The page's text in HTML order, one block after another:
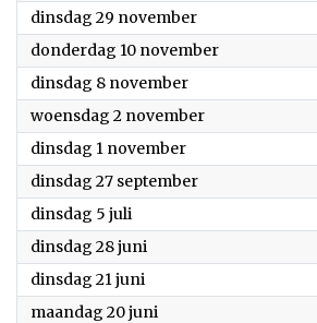
dinsdag 29 november2022
donderdag 10 november2022
dinsdag 8 november2022
woensdag 2 november2022
dinsdag 1 november2022
dinsdag 27 september2022
dinsdag 5 juli
dinsdag 28 juni
dinsdag 21 juni
maandag 20 juni